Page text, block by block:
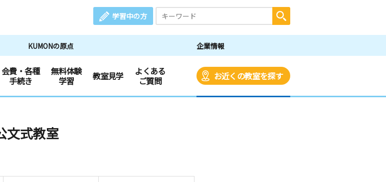
学習中の方
KUMONの原点 企業情報
会費・各種
手続き
無料体験
学習
教室見学
よくある
ご質問
お近くの教室を探す
文式教室